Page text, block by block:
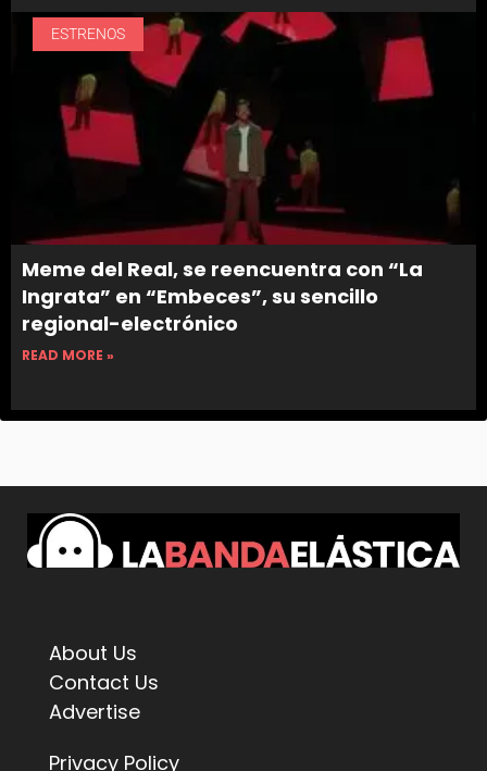
ESTRENOS
Meme del Real, se reencuentra con “La
Ingrata” en “Embeces”, su sencillo
regional-electrónico
READ MORE »
About Us
Contact Us
Advertise
Privacy Policy